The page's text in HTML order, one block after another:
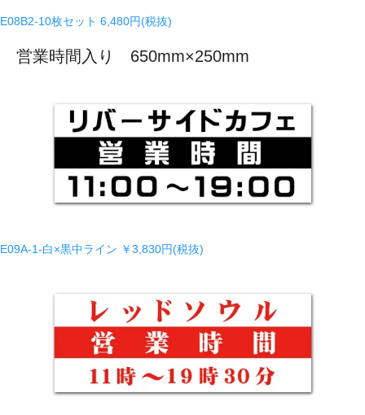
E08B2-10枚セット 6,480円(税抜)
営業時間入り 650mm×250mm
E09A-1-白×黒中ライン ￥3,830円(税抜)